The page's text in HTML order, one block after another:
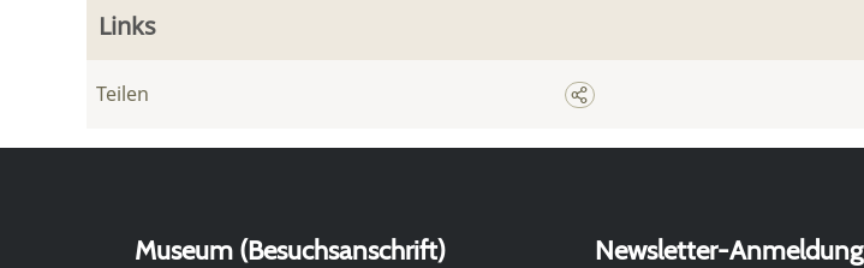
Links
Teilen
Museum (Besuchsanschrift) Newsletter-Anmeldung